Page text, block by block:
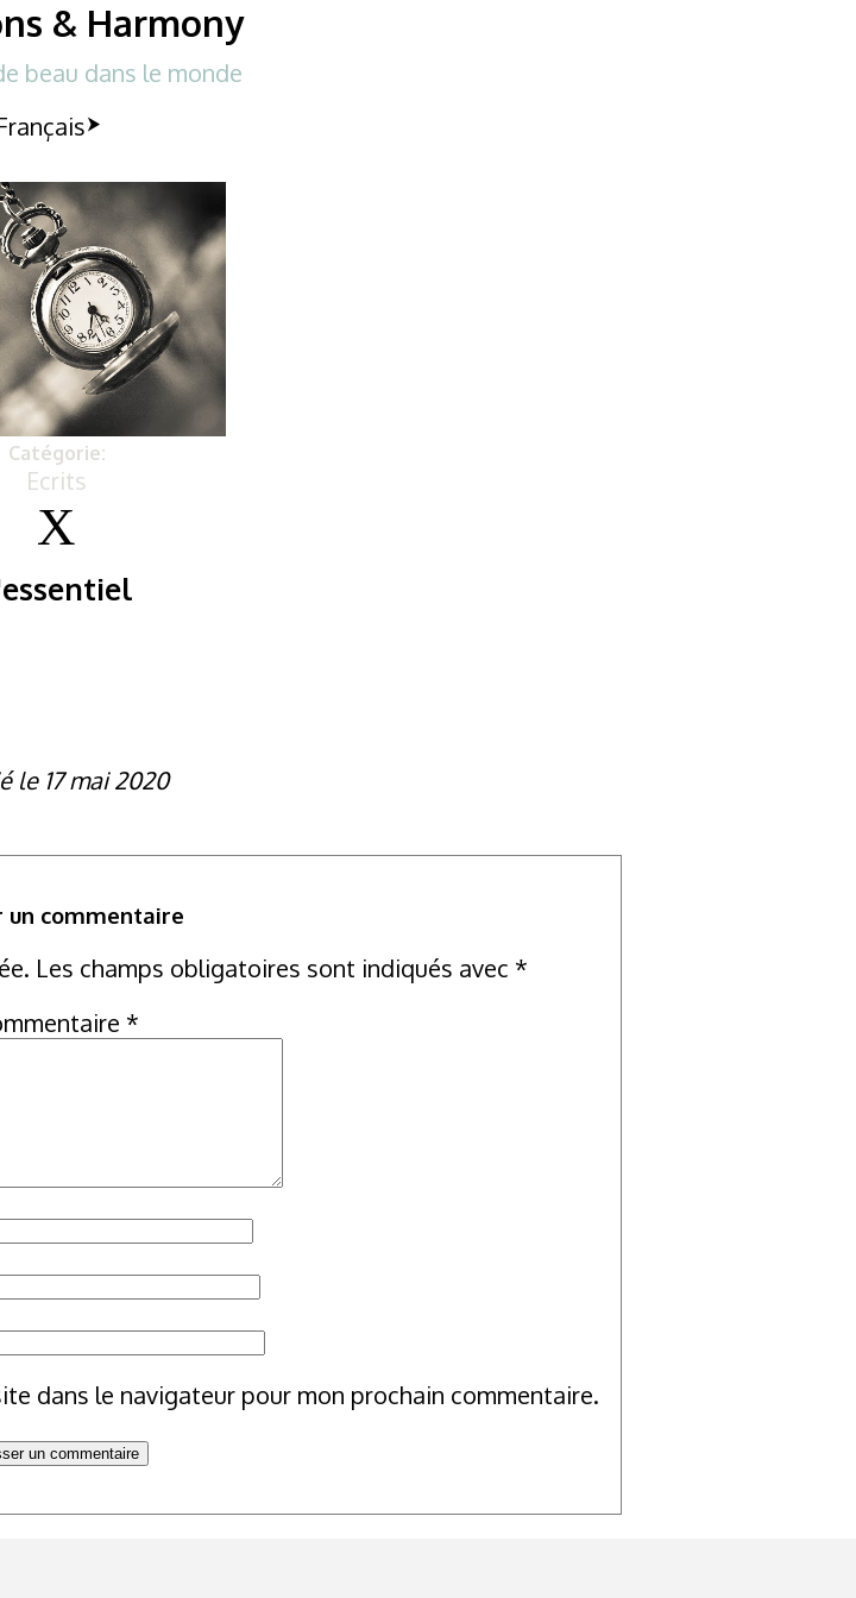
& Harmony
beau dans le monde
Catégorie:
Ecrits
le 17 mai 2020
un commentaire
Les champs obligatoires sont indiqués avec *
*
dans le navigateur pour mon prochain commentaire.